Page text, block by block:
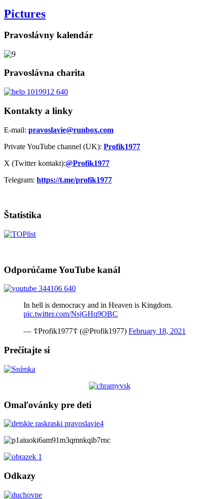
Pictures
Pravoslávny kalendár
Pravoslávna charita
Kontakty a linky
E-mail: pravoslavie@runbox.com
Private YouTube channel (UK): Profik1977
X (Twitter kontakt):@Profik1977
Telegram: https://t.me/profik1977
Štatistika
Odporúčame YouTube kanál
In hell is democracy and in Heaven is Kingdom.
pic.twitter.com/NsjGHq9OBC
— ☦Profik1977☦ (@Profik1977) February 18, 2021
Prečítajte si
Omaľovánky pre deti
Odkazy